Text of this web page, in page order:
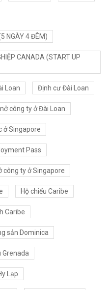
NGÀY 4 ĐÊM)
CANADA (START UP
Loan Định cư Đài Loan
công ty ở Đài Loan
ở Singapore
Pass
công ty ở Singapore
Hộ chiếu Caribe
Caribe
sản Dominica
Grenada
Lạp